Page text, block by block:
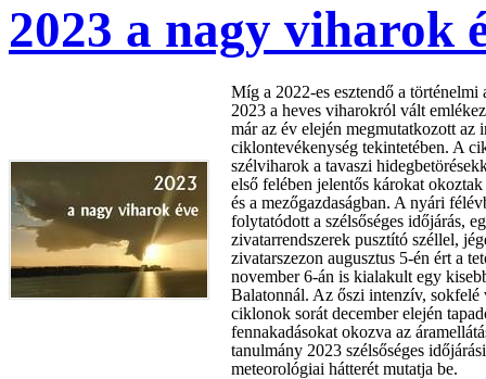
2023 a nagy viharok
Míg a 2022-es esztendő a történelmi
2023 a heves viharokról vált
már az év elején megmutatkozott az
ciklontevékenység tekintetében. A
szélviharok a tavaszi
első felében jelentős károkat
és a mezőgazdaságban. A nyári
folytatódott a szélsőséges időjárás,
zivatarrendszerek pusztító széllel,
zivatarszezon augusztus 5-én ért a
november 6-án is kialakult egy
Balatonnál. Az őszi intenzív,
ciklonok sorát december elején
fennakadásokat okozva az
tanulmány 2023 szélsőséges
meteorológiai hátterét mutatja be.